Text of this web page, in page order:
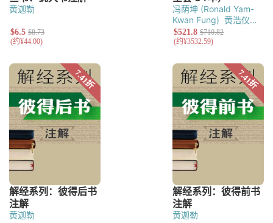
黄迦勒
冯荫坤 (Ronald Yam-
Kwan Fung) 黄浩仪
（Kasper H. Y.
Wong） 鲍会园
宗（Daniel Tao-chung
Wu） 何善斌（Daniel
S. P. Ho） 张达民
（Alex T. M.
Cheung） 张永信
（Vincent Cheung）
张略（Luke
Cheung） 陈济民
（Che Bin Tan）
康（Warren W. H.
Lai）
Shum） 梁康民
（Daniel H. M.
Leung）
（Choong Chee
黄迦勒 黄迦勒